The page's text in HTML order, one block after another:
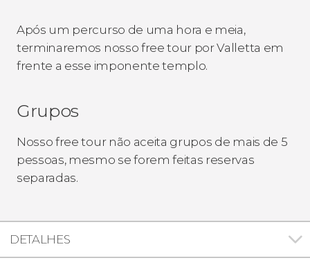
Após um percurso de uma hora e meia,
terminaremos nosso free tour por Valletta em
frente a esse imponente templo.
Grupos
Nosso free tour não aceita grupos de mais de 5
pessoas, mesmo se forem feitas reservas
separadas.
DETALHES